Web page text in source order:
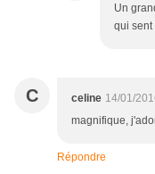
Un
qui sent
C celine 14/01/
magnifique,
Répondre